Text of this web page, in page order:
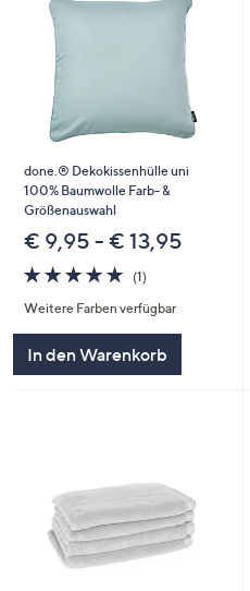
done.® Dekokissenhülle uni
100% Baumwolle Farb- &
Größenauswahl
€ 9,95 - € 13,95
5.0
von
5
(1)1
Weitere Farben verfügbar
In den Warenkorb